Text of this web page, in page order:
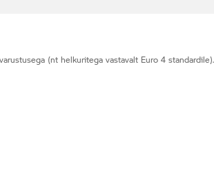
(nt helkuritega vastavalt Euro 4